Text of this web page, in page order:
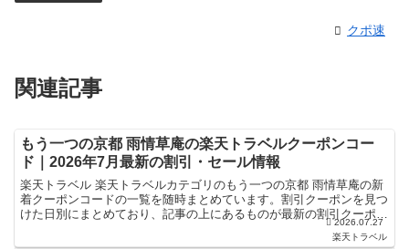
クポ速
関連記事
もう一つの京都 雨情草庵の楽天トラベルクーポンコー
ド｜2026年7月最新の割引・セール情報
楽天トラベル 楽天トラベルカテゴリのもう一つの京都 雨情草庵の新
着クーポンコードの一覧を随時まとめています。割引クーポンを見つ
けた日別にまとめており、記事の上にあるものが最新の割引クーポン
になります。ホテル・旅館宿泊の予約などで使えるクーポ...2026.07.27
楽天トラベル